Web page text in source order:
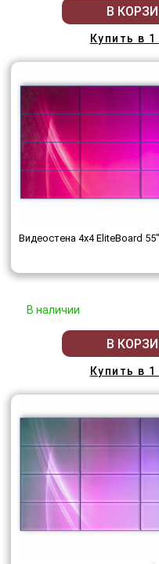
В
Купить в
Видеостена 4x4 EliteBoard 55"
В наличии
В
Купить в